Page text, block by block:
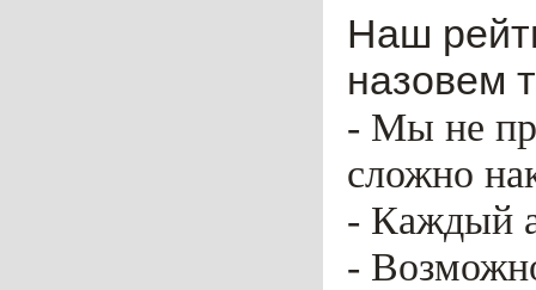
Наш
назовем
- Мы не
сложно
- Каждый
-